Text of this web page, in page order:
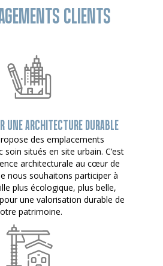
CLIENTS
UNE ARCHITECTURE DURABLE
des emplacements
soin situés en site urbain. C’est
architecturale au cœur de
nous souhaitons participer à
plus écologique, plus belle,
une valorisation durable de
patrimoine.